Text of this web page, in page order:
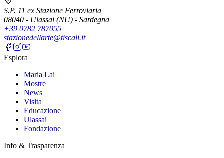
S.P. 11 ex Stazione Ferroviaria
08040 - Ulassai (NU) - Sardegna
+39 0782 787055
stazionedellarte@tiscali.it
Esplora
Maria Lai
Mostre
News
Visita
Educazione
Ulassai
Fondazione
Info & Trasparenza